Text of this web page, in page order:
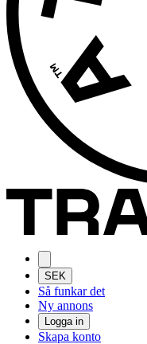
SEK
Så funkar det
Ny annons
Logga in
Skapa konto